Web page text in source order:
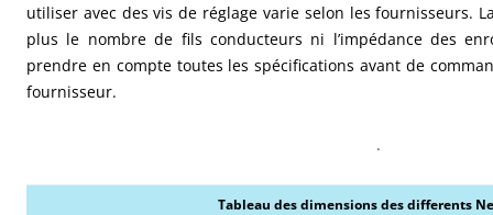
utiliser avec des vis de réglage varie selon les fournisseurs.
plus le nombre de fils conducteurs ni l’impédance des
prendre en compte toutes les spécifications avant de
fournisseur.
.
Tableau des dimensions des differents